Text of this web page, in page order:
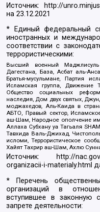
Источник: http://
на23.12.2021
* Единый федеральный
иностранных и
соответствии с
террористическими:
Высший военный
Дагестана, База, Асбат аль-
Братья-мусульмане, Партия
Исламская группа, Движение
Общество социальных
наследия, Дом двух святых,
моджахедов, Аль-Каида в
АБТО, Правый сектор,
аш-Шам, Народное ополчение
Аллаха Субхану уа Тагьаля
Тавхида Валь-Джихад,
исломи, Террористическое
Хайят Тахрир аш-Шам, Ахлю
Источник:
http://
organizacii-i-materialy.html
* Перечень
организаций в
вступившее в законную
запрете деятельности: